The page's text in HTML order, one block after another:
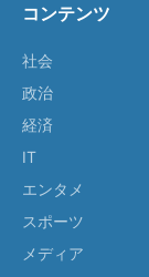
コンテンツ
社会
政治
経済
IT
エンタメ
スポーツ
メディア